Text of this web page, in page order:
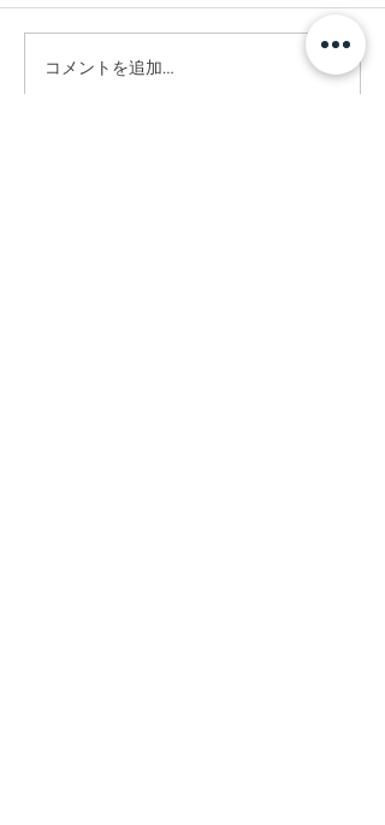
#竣工写真撮影へ。
コメントを追加…